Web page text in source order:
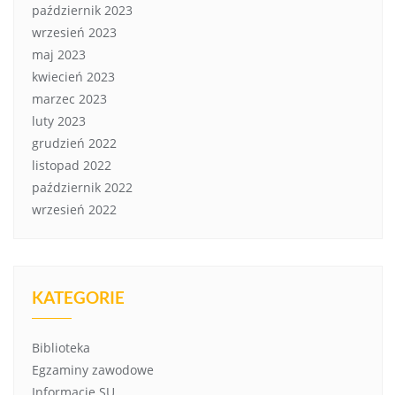
październik 2023
wrzesień 2023
maj 2023
kwiecień 2023
marzec 2023
luty 2023
grudzień 2022
listopad 2022
październik 2022
wrzesień 2022
KATEGORIE
Biblioteka
Egzaminy zawodowe
Informacje SU